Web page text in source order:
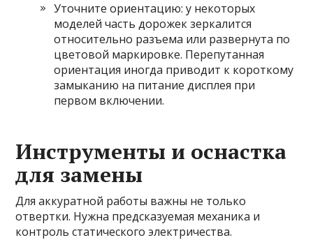
Уточните ориентацию: у некоторых
моделей часть дорожек зеркалится
относительно разъема или развернута по
цветовой маркировке. Перепутанная
ориентация иногда приводит к короткому
замыканию на питание дисплея при
первом включении.
Инструменты и оснастка
для замены
Для аккуратной работы важны не только
отвертки. Нужна предсказуемая механика и
контроль статического электричества.